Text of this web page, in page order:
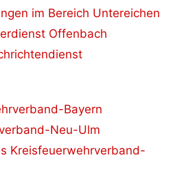
im Bereich Untereichen
Offenbach
Bayern
Neu-Ulm
Kreisfeuerwehrverband-